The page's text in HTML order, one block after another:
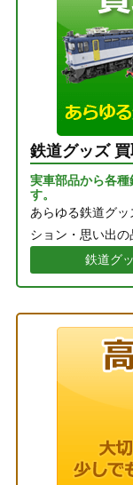
鉄道グッズ
実車部品から各
す。
あらゆる鉄道グ
ション・思い出の
鉄道グ